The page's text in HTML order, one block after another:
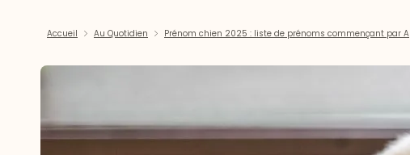
Accueil Au Quotidien Prénom chien 2025 : liste de prénoms commençant par A